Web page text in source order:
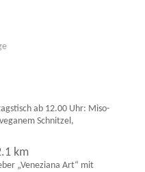
ab 12.00 Uhr: Miso-
Schnitzel,
km
„Veneziana Art“ mit